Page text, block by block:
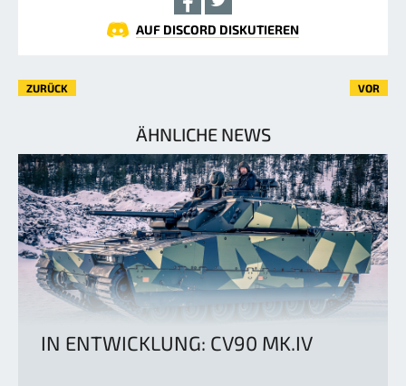
AUF DISCORD DISKUTIEREN
ZURÜCK VOR
ÄHNLICHE NEWS
IN ENTWICKLUNG: CV90 MK.IV